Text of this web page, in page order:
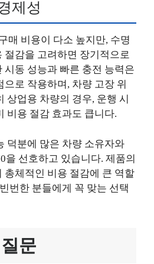
제성
매 비용이 다소 높지만, 수명
절감을 고려하면 장기적으로
시동 성능과 빠른 충전 능력은
로 작용하며, 차량 고장 위
상업용 차량의 경우, 운행 시
비용 절감 효과도 큽니다.
덕분에 많은 차량 소유자와
을 선호하고 있습니다. 제품의
총체적인 비용 절감에 큰 역할
번한 분들에게 꼭 맞는 선택
문